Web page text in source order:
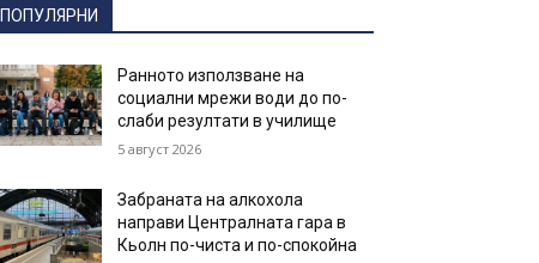
ПОПУЛЯРНИ
Ранното използване на
социални мрежи води до по-
слаби резултати в училище
5 август 2026
Забраната на алкохола
направи Централната гара в
Кьолн по-чиста и по-спокойна